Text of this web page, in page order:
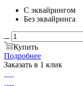
С эквайрингом
Без эквайринга
Купить
Подробнее
Заказать в 1 клик